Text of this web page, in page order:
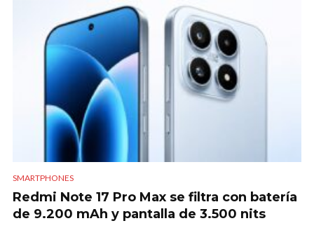
SMARTPHONES
Redmi Note 17 Pro Max se filtra con batería
de 9.200 mAh y pantalla de 3.500 nits